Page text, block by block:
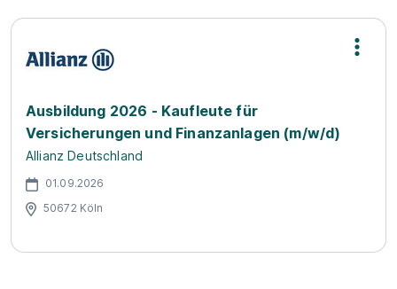
Ausbildung 2026 - Kaufleute für
Versicherungen und Finanzanlagen (m/w/d)
Allianz Deutschland
01.09.2026
50672 Köln